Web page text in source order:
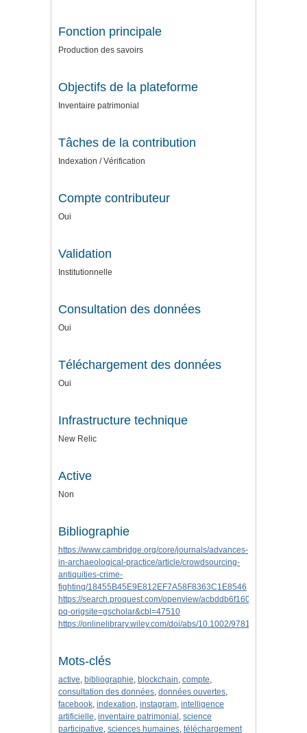
Fonction principale
Production des savoirs
Objectifs de la plateforme
Inventaire patrimonial
Tâches de la contribution
Indexation / Vérification
Compte contributeur
Oui
Validation
Institutionnelle
Consultation des données
Oui
Téléchargement des données
Oui
Infrastructure technique
New Relic
Active
Non
Bibliographie
https://www.cambridge.org/core/journals/advances-
in-archaeological-practice/article/crowdsourcing-
antiquities-crime-
fighting/18455B45E9E812EF7A58F8363C1E8546
https://search.proquest.com/openview/
pq-origsite=gscholar&cbl=47510
https://onlinelibrary.wiley.com/doi/abs/10.1002/
Mots-clés
active, bibliographie, blockchain, compte,
consultation des données, données ouvertes,
facebook, indexation, instagram, intelligence
artificielle, inventaire patrimonial, science
participative, sciences humaines, téléchargement